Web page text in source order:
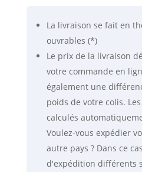
contre
2G,3G,4G,5G...
La livraison se fait en
ouvrables (*)
Le prix de la livraison
votre commande en
également une
poids de votre colis.
calculés
Voulez-vous expédier
autre pays ? Dans ce
d'expédition différents